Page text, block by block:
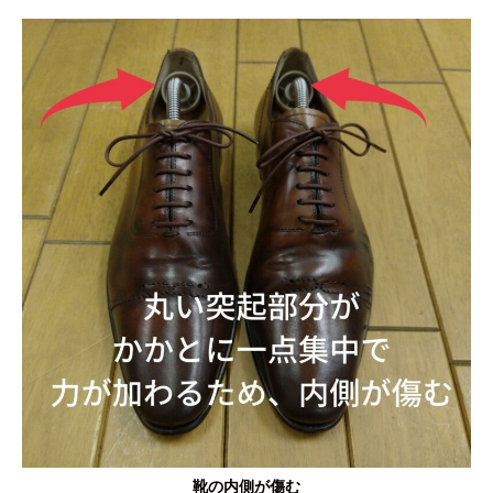
靴の内側が傷む